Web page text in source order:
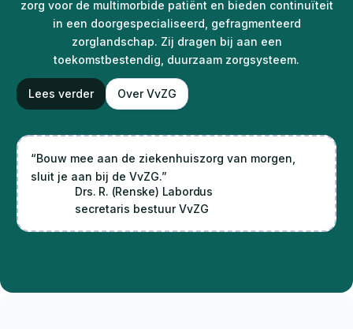
zorg voor de multimorbide patiënt en bieden continuïteit
in een doorgespecialiseerd, gefragmenteerd
zorglandschap. Zij dragen bij aan een
toekomstbestendig, duurzaam zorgsysteem.
Lees verder Over VvZG
“Bouw mee aan de ziekenhuiszorg van morgen,
sluit je aan bij de VvZG.”
Drs. R. (Renske) Labordus
secretaris bestuur VvZG